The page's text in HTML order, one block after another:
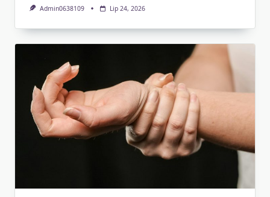
Admin0638109 Lip 24, 2026